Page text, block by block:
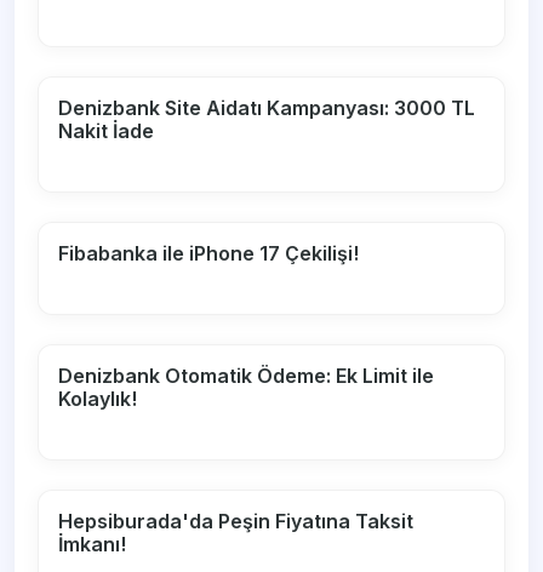
Denizbank Site Aidatı Kampanyası: 3000 TL
Nakit İade
Fibabanka ile iPhone 17 Çekilişi!
Denizbank Otomatik Ödeme: Ek Limit ile
Kolaylık!
Hepsiburada'da Peşin Fiyatına Taksit
İmkanı!